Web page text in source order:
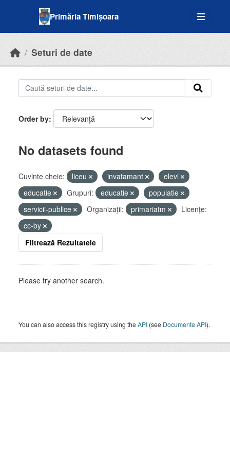
Primăria Timișoara
Seturi de date
Order by
No datasets found
Cuvinte cheie: liceu invatamant
elevi
educatie
Grupuri: educatie
populatie
servicii-publice
Organizații: primariatm
Licenţe:
cc-by
Filtrează Rezultatele
Please try another search.
You can also access this registry using theAPI (see Documente API).